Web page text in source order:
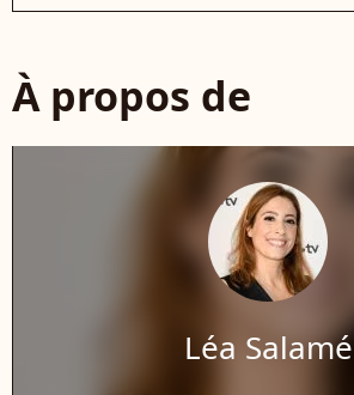
À propos de
Léa Salamé